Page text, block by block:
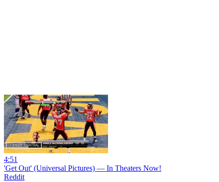
4:51
'Get Out' (Universal Pictures) — In Theaters Now!
Reddit